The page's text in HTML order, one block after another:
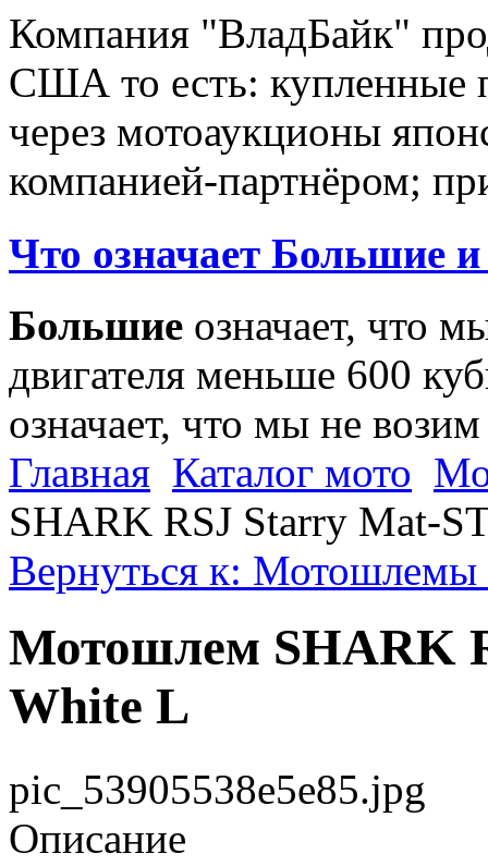
Компания "ВладБайк"
США то есть: купленные
через мотоаукционы
компанией-партнёром;
Что означает Большие
Большие означает, что
двигателя меньше 600
означает, что мы не
Главная Каталог мото
SHARK RSJ Starry Mat-
Вернуться к: Мотошлемы
Мотошлем SHARK
White L
pic_53905538e5e85.jpg
Описание